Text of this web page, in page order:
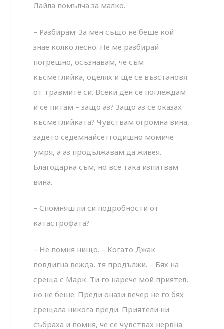
Лайла помълча за малко.
– Разбирам. За мен също не беше кой
знае колко лесно. Не ме разбирай
погрешно, осъзнавам, че съм
късметлийка, оцелях и ще се възстановя
от травмите си. Всеки ден се по­глеждам
и се питам – защо аз? Защо аз се оказах
късметлий­ката? Чувствам огромна вина,
задето седемнайсетгодишно момиче
умря, а аз продължавам да живея.
Благодарна съм, но все така изпитвам
вина.
– Спомняш ли си подробности от
катастрофата?
– Не помня нищо. – Когато Джак
повдигна вежда, тя про­дължи. – Бях на
среща с Марк. Ти го нарече мой приятел,
но не беше. Преди онази вечер не го бях
срещала никога преди. Приятели ни
събраха и помня, че се чувствах нервна.